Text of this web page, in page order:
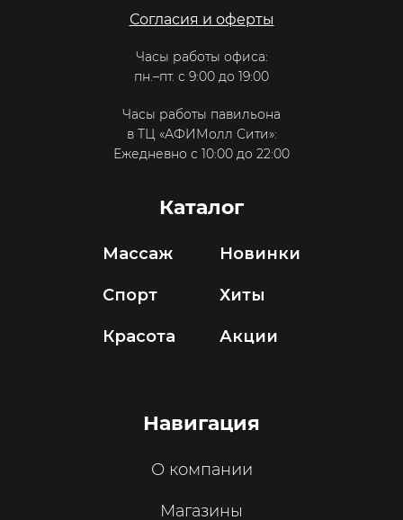
Согласия и оферты
Часы работы офиса:
пн.–пт. с 9:00 до 19:00
Часы работы павильона
в ТЦ «АФИМолл Сити»:
Ежедневно с 10:00 до 22:00
Каталог
Массаж
Спорт
Красота
Новинки
Хиты
Акции
Навигация
О компании
Магазины